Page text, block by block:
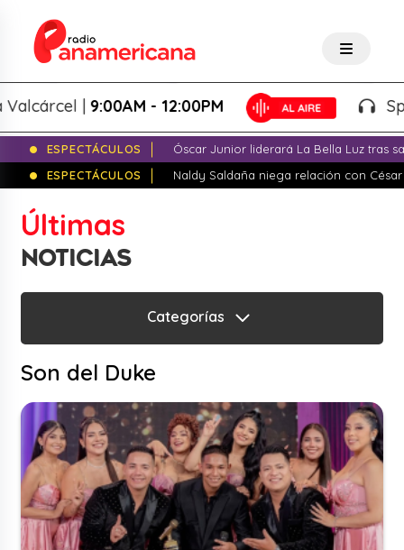
|9:00AM - 12:00PM
ESPECTÁCULOS
Óscar Junior liderará La Bella Luz tras
ESPECTÁCULOS
Naldy Saldaña niega relación con
Últimas
NOTICIAS
Categorías
Son del Duke